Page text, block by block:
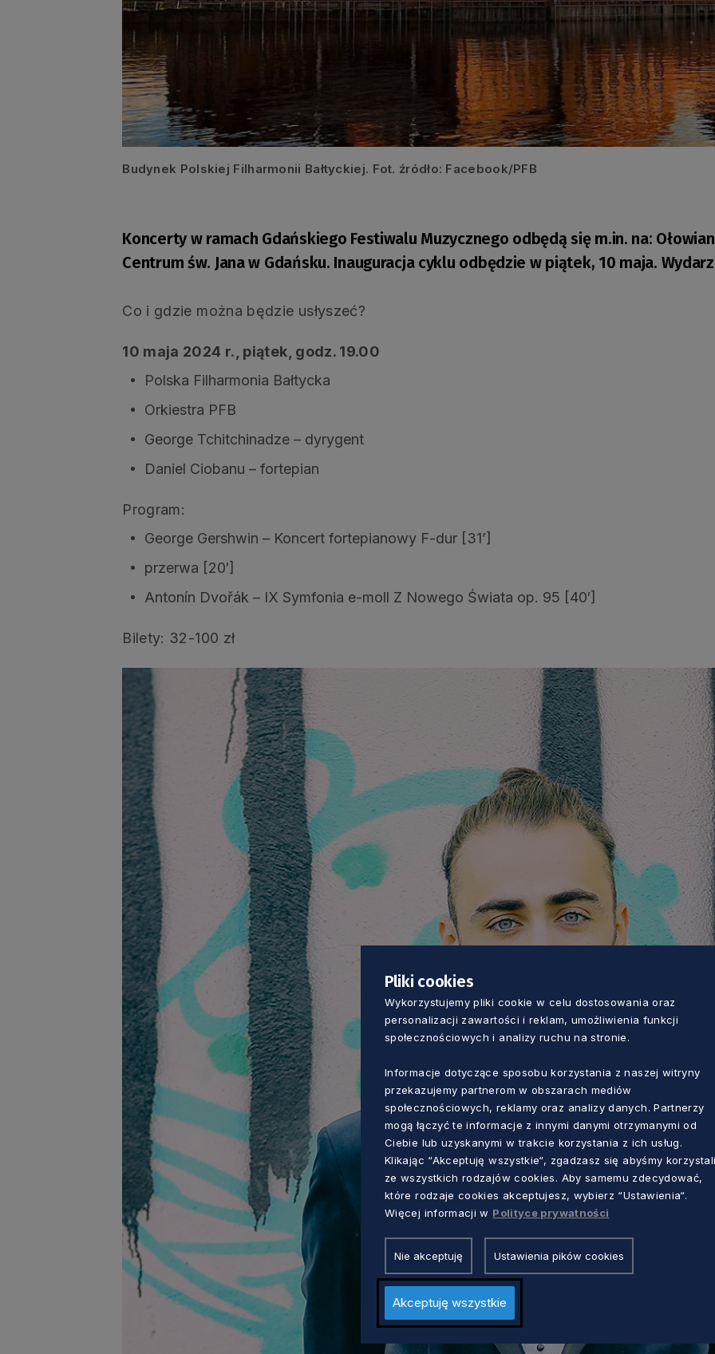
Budynek Polskiej Filharmonii Bałtyckiej. Fot. źródło: Facebook/PFB
Koncerty w ramach Gdańskiego Festiwalu Muzycznego odbędą się m.in. na:
Centrum św. Jana w Gdańsku. Inauguracja cyklu odbędzie w piątek, 10 maja.
Co i gdzie można będzie usłyszeć?
10 maja 2024 r., piątek, godz. 19.00
Polska Filharmonia Bałtycka
Orkiestra PFB
George Tchitchinadze – dyrygent
Daniel Ciobanu – fortepian
Program:
George Gershwin – Koncert fortepianowy F-dur [31’]
przerwa [20′]
Antonín Dvořák – IX Symfonia e-moll Z Nowego Świata op. 95 [40′]
Bilety: 32-100 zł
Pliki cookies
Wykorzystujemy pliki cookie w celu dostosowania oraz
personalizacji zawartości i reklam, umożliwienia funkcji
społecznościowych i analizy ruchu na stronie.
Informacje dotyczące sposobu korzystania z naszej witryny
przekazujemy partnerom w obszarach mediów
społecznościowych, reklamy oraz analizy danych. Partnerzy
mogą łączyć te informacje z innymi danymi otrzymanymi od
Ciebie lub uzyskanymi w trakcie korzystania z ich usług.
Klikając “Akceptuję wszystkie“, zgadzasz się abyśmy
ze wszystkich rodzajów cookies. Aby samemu zdecydować,
które rodzaje cookies akceptujesz, wybierz “Ustawienia“.
Więcej informacji w Polityce prywatności
Nie akceptuję Ustawienia pików cookies
Akceptuję wszystkie